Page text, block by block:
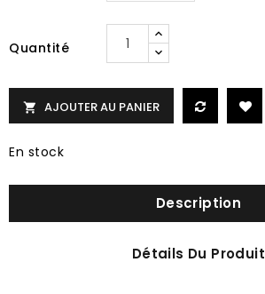
Quantité
 AJOUTER AU PANIER
En stock
Description
Détails Du Produit